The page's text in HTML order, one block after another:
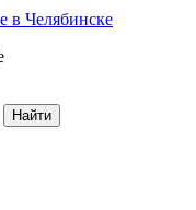
Найти